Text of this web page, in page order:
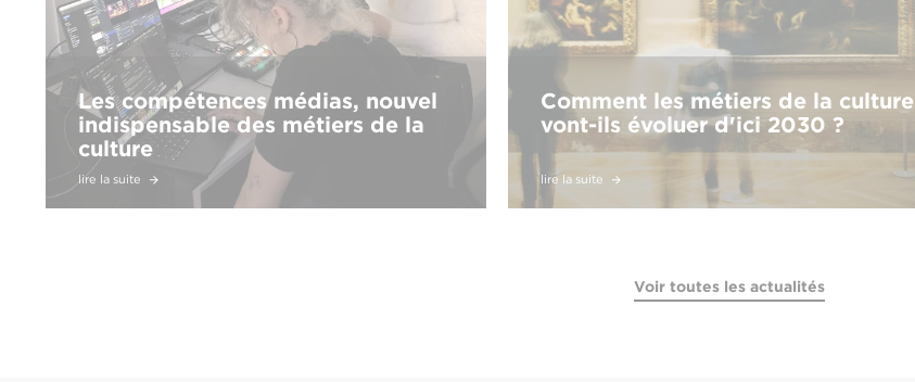
Les compétences médias, nouvel
indispensable des métiers de la
culture
lire la suite
Comment les métiers de la culture
vont-ils évoluer d'ici 2030 ?
lire la suite
Voir toutes les actualités